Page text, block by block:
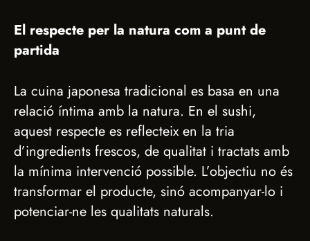
El respecte per la natura com a punt de
partida
La cuina japonesa tradicional es basa en una
relació íntima amb la natura. En el sushi,
aquest respecte es reflecteix en la tria
d’ingredients frescos, de qualitat i tractats amb
la mínima intervenció possible. L’objectiu no és
transformar el producte, sinó acompanyar-lo i
potenciar-ne les qualitats naturals.